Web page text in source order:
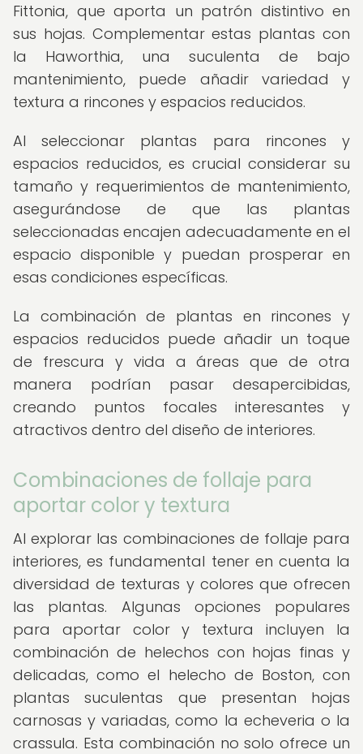
Fittonia, que aporta un patrón distintivo en
sus hojas. Complementar estas plantas con
la Haworthia, una suculenta de bajo
mantenimiento, puede añadir variedad y
textura a rincones y espacios reducidos.
Al seleccionar plantas para rincones y
espacios reducidos, es crucial considerar su
tamaño y requerimientos de mantenimiento,
asegurándose de que las plantas
seleccionadas encajen adecuadamente en el
espacio disponible y puedan prosperar en
esas condiciones específicas.
La combinación de plantas en rincones y
espacios reducidos puede añadir un toque
de frescura y vida a áreas que de otra
manera podrían pasar desapercibidas,
creando puntos focales interesantes y
atractivos dentro del diseño de interiores.
Combinaciones de follaje para
aportar color y textura
Al explorar las combinaciones de follaje para
interiores, es fundamental tener en cuenta la
diversidad de texturas y colores que ofrecen
las plantas. Algunas opciones populares
para aportar color y textura incluyen la
combinación de helechos con hojas finas y
delicadas, como el helecho de Boston, con
plantas suculentas que presentan hojas
carnosas y variadas, como la echeveria o la
crassula. Esta combinación no solo ofrece un